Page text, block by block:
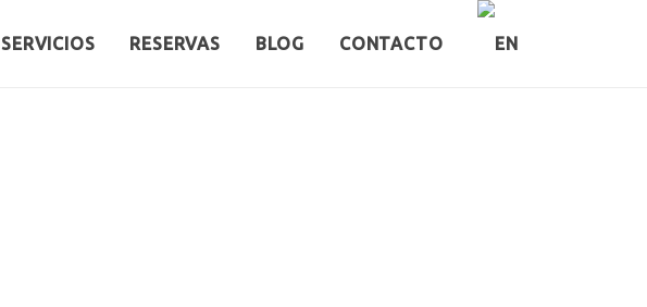
SERVICIOS RESERVAS BLOG CONTACTO